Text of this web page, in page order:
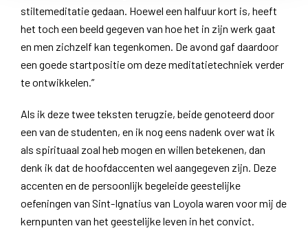
stiltemeditatie gedaan. Hoewel een halfuur kort is, heeft
het toch een beeld gegeven van hoe het in zijn werk gaat
en men zichzelf kan tegenkomen. De avond gaf daardoor
een goede startpositie om deze meditatietechniek verder
te ontwikkelen.”
Als ik deze twee teksten terugzie, beide genoteerd door
een van de studenten, en ik nog eens nadenk over wat ik
als spirituaal zoal heb mogen en willen betekenen, dan
denk ik dat de hoofdaccenten wel aangegeven zijn. Deze
accenten en de persoonlijk begeleide geestelijke
oefeningen van Sint-Ignatius van Loyola waren voor mij de
kernpunten van het geestelijke leven in het convict.